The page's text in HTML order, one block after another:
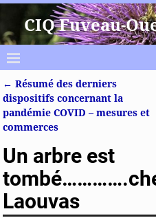
CIQ Fuveau-
Navigation des
← Résumé des derniers
dispositifs concernant la
pandémie COVID – mesures et
commerces
Un arbre est
Laouvas